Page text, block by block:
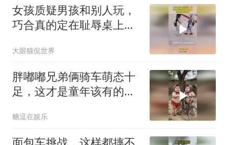
女孩质疑男孩和别人玩，
巧合真的定在耻辱桌上，
大眼猫侃世界
胖嘟嘟兄弟俩骑车萌态十
足，这才是童年该有的模
糖逗在娱乐